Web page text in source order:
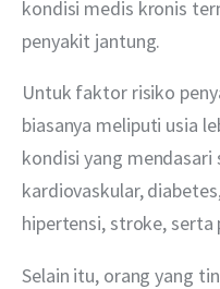
kondisi medis kronis
penyakit jantung.
Untuk faktor risiko
biasanya meliputi usia
kondisi yang mendasari
kardiovaskular,
hipertensi, stroke, serta
Selain itu, orang yang